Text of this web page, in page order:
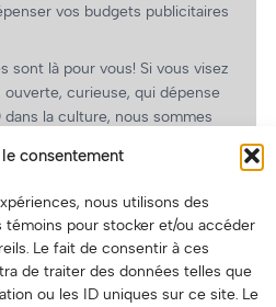
consentement
nous utilisons des
pour stocker et/ou accéder
Le fait de consentir à ces
de traiter des données telles que
ou les ID uniques sur ce site. Le
vos budgets publicitaires
sont là pour vous! Si vous visez
curieuse, qui dépense
dans la culture, nous sommes
spéciaux pour vous, les